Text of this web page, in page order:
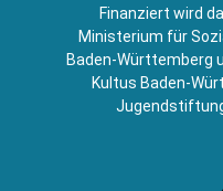
Finanziert wird
Ministerium für
Baden-Württemberg
Kultus Baden-